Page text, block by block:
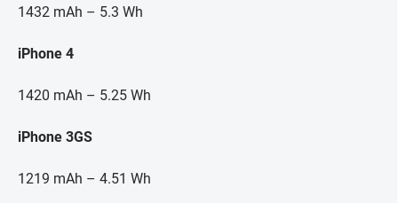
1432 mAh – 5.3 Wh
iPhone 4
1420 mAh – 5.25 Wh
iPhone 3GS
1219 mAh – 4.51 Wh